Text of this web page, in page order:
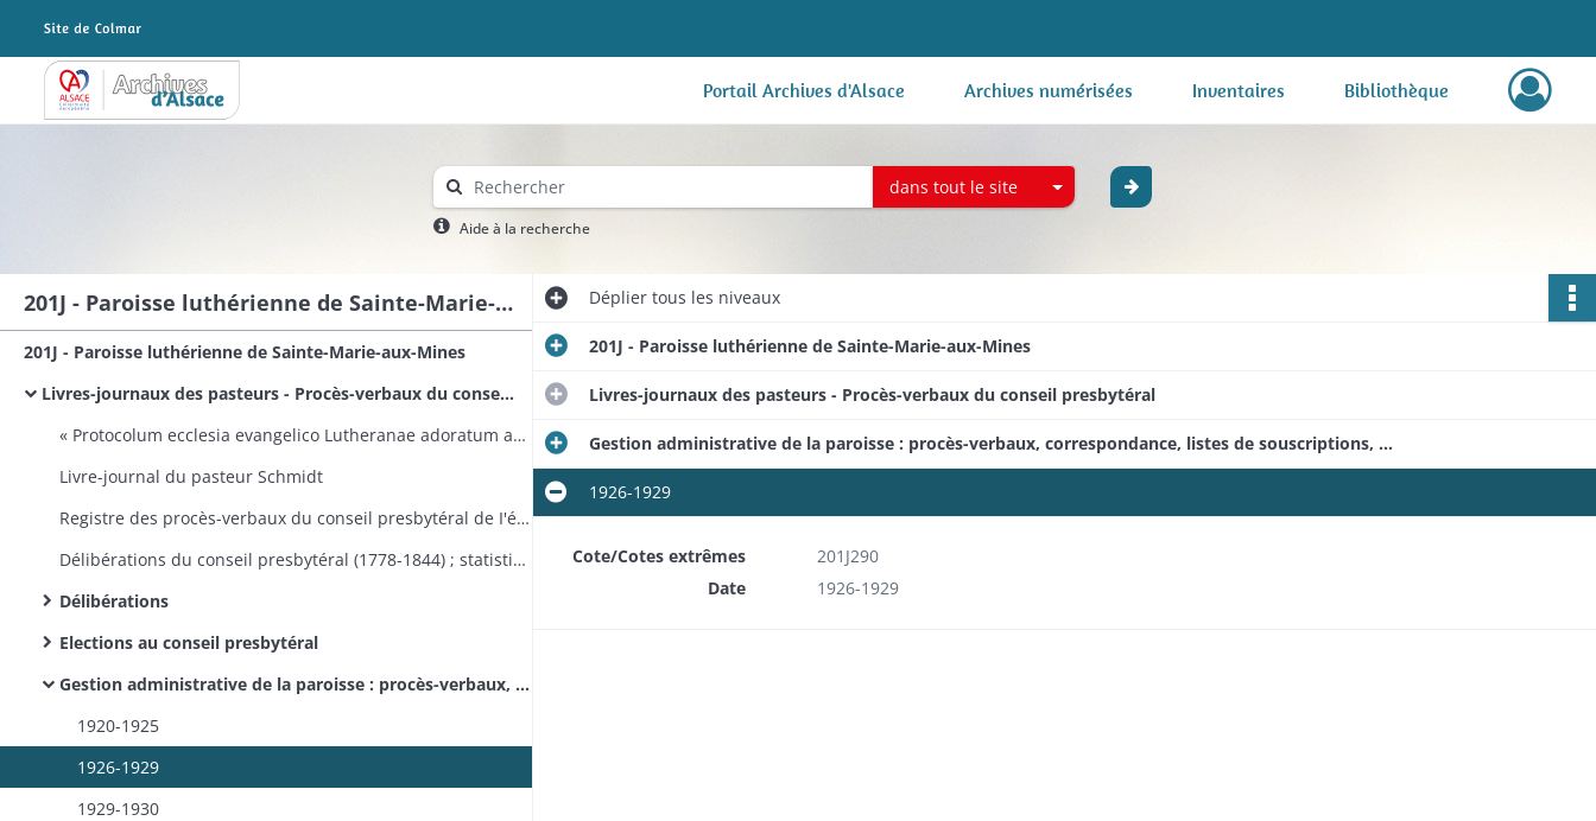
Archives Alsace - Colmar Portail Archives d'Alsace Archives numérisées Inventaires Bibliothèque
dans tout le site
Aide à la recherche
201J - Paroisse luthérienne de Sainte-Marie-aux-Mines
201J - Paroisse luthérienne de Sainte-Marie-aux-Mines
Livres-journaux des pasteurs - Procès-verbaux du conseil presbytéral
« Protocolum ecclesia evangelico Lutheranae adoratum ad usus ecclesiae in Valle Beate Mariae a Johann Francisco Goldmann, ab Enkirch ad Mosellan pro tempore pastore »
Livre-journal du pasteur Schmidt
Registre des procès-verbaux du conseil presbytéral de I'église protestante, confession d'Augsbourg, à Sainte-Marie-aux-Mines
Délibérations du conseil presbytéral (1778-1844) ; statistiques et comptes (1856-1949).
Délibérations
Elections au conseil presbytéral
Gestion administrative de la paroisse : procès-verbaux, correspondance, listes de souscriptions, …
1920-1925
1926-1929
1929-1930
Dépliertous les niveaux
201J - Paroisse luthérienne de Sainte-Marie-aux-Mines
Livres-journaux des pasteurs - Procès-verbaux du conseil presbytéral
Gestion administrative de la paroisse : procès-verbaux, correspondance, listes de souscriptions, …
1926-1929
Cote/Cotes extrêmes
201J290
Date
1926-1929